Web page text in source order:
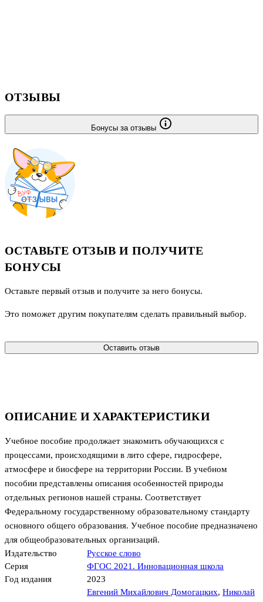
ОПИСАНИЕ И ХАРАКТЕРИСТИКИ
Учебное пособие продолжает знакомить обучающихся с
процессами, происходящими в лито сфере, гидросфере,
атмосфере и биосфере на территории России. В учебном
пособии представлены описания особенностей природы
отдельных регионов нашей страны. Соответствует
Федеральному государственному образовательному стандарту
основного общего образования. Учебное пособие предназначено
для общеобразовательных организаций.
Издательство
Русское слово
Серия
ФГОС 2021. Инновационная школа
Год издания
2023
Евгений Михайлович Домогацких, Николай
ОТЗЫВЫ
Бонусы за отзывы
ОСТАВЬТЕ ОТЗЫВ И ПОЛУЧИТЕ
БОНУСЫ
Оставьте первый отзыв и получите за него бонусы.
Это поможет другим покупателям сделать правильный выбор.
Оставить отзыв